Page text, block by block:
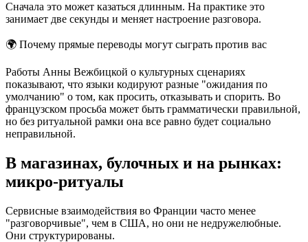
Сначала это может казаться длинным. На практике это
занимает две секунды и меняет настроение разговора.
🌍 Почему прямые переводы могут сыграть против вас
Работы Анны Вежбицкой о культурных сценариях
показывают, что языки кодируют разные "ожидания по
умолчанию" о том, как просить, отказывать и спорить. Во
французском просьба может быть грамматически правильной,
но без ритуальной рамки она все равно будет социально
неправильной.
В магазинах, булочных и на рынках:
микро-ритуалы
Сервисные взаимодействия во Франции часто менее
"разговорчивые", чем в США, но они не недружелюбные.
Они структурированы.